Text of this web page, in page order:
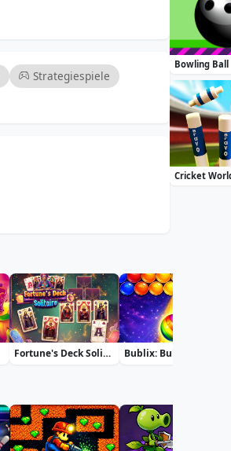
Strategiespiele
Fortune's Deck Solitaire Bublix: Bubble Hit
Bowling Ball